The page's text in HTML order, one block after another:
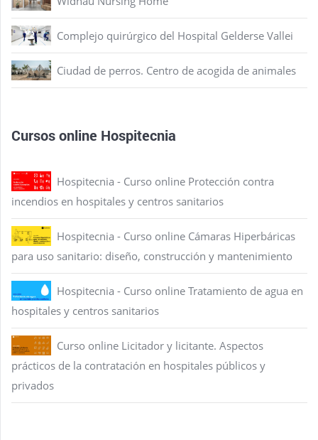
Complejo quirúrgico del Hospital Gelderse Vallei
Ciudad de perros. Centro de acogida de animales
Cursos online Hospitecnia
Hospitecnia - Curso online Protección contra
incendios en hospitales y centros sanitarios
Hospitecnia - Curso online Cámaras Hiperbáricas
para uso sanitario: diseño, construcción y mantenimiento
Hospitecnia - Curso online Tratamiento de agua en
hospitales y centros sanitarios
Curso online Licitador y licitante. Aspectos
prácticos de la contratación en hospitales públicos y
privados